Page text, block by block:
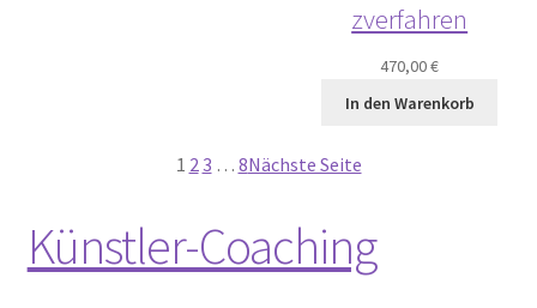
zverfahren
470,00€
In den Warenkorb
1 23 … 8Nächste Seite
Künstler-Coaching